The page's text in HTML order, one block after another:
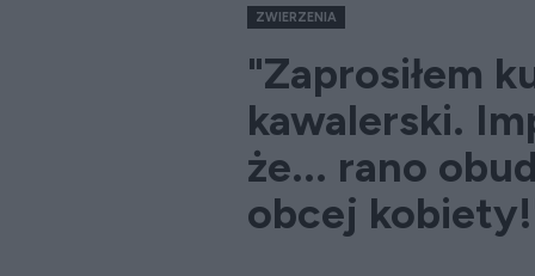
ZWIERZENIA
"Zaprosiłem
kawalerski.
że... rano
obcej